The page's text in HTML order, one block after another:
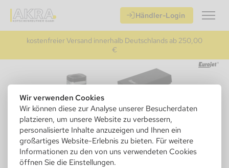
Wir verwenden Cookies
Wir können diese zur Analyse unserer Besucherdaten
platzieren, um unsere Website zu verbessern,
personalisierte Inhalte anzuzeigen und Ihnen ein
großartiges Website-Erlebnis zu bieten. Für weitere
Informationen zu den von uns verwendeten Cookies
öffnen Sie die Einstellungen.
Händler-Login
kostenfreier Versand innerhalb Deutschlands ab 250,00
€